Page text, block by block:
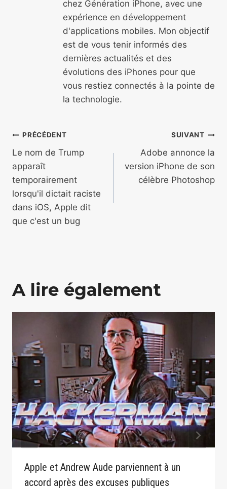
chez Génération iPhone, avec une
expérience en développement
d'applications mobiles. Mon objectif
est de vous tenir informés des
dernières actualités et des
évolutions des iPhones pour que
vous restiez connectés à la pointe de
la technologie.
Navigation
de
l’article
PRÉCÉDENT
Le nom de Trump
apparaît
temporairement
lorsqu'il dictait raciste
dans iOS, Apple dit
que c'est un bug
SUIVANT
Adobe annonce la
version iPhone de son
célèbre Photoshop
A lire également
Apple et Andrew Aude parviennent à un
accord après des excuses publiques